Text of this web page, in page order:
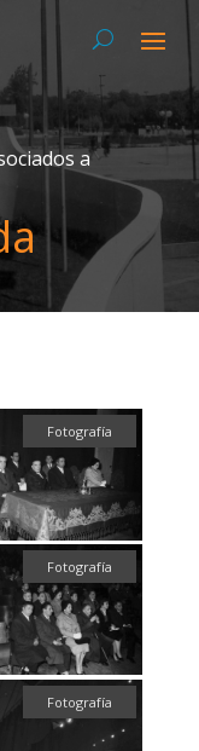
a
Fotografía
Fotografía
Fotografía